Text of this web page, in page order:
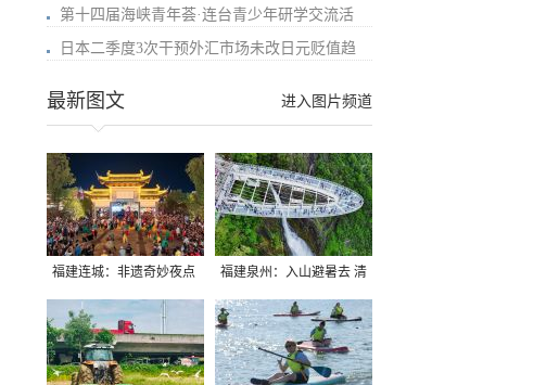
第十四届海峡青年荟·连台青少年研学交流活
日本二季度3次干预外汇市场未改日元贬值趋
进入图片频道
最新图文
福建连城：非遗奇妙夜点
亮夏夜
福建泉州：入山避暑去 清
凉好惬意